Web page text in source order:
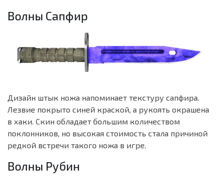
Волны Сапфир
Дизайн штык ножа напоминает текстуру сапфира.
Лезвие покрыто синей краской, а рукоять окрашена
в хаки. Скин обладает большим количеством
поклонников, но высокая стоимость стала причиной
редкой встречи такого ножа в игре.
Волны Рубин